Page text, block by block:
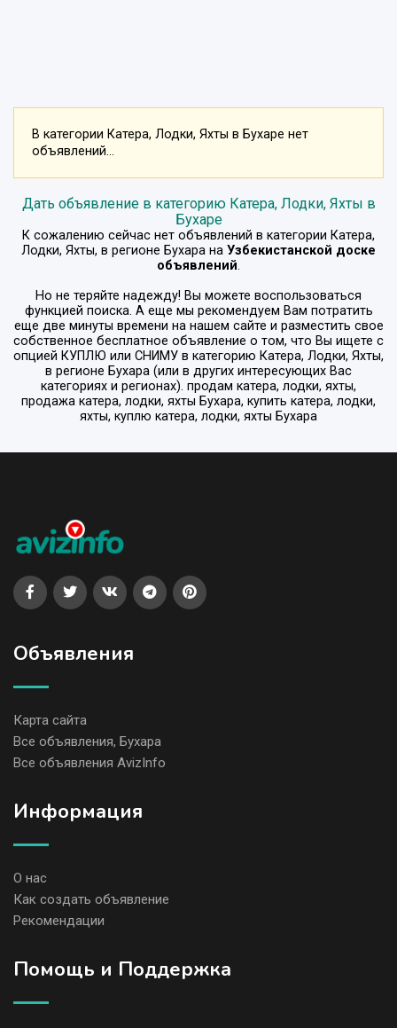
В категории Катера, Лодки, Яхты в Бухаре нет
объявлений...
Дать объявление в категорию Катера, Лодки, Яхты в
Бухаре
К сожалению сейчас нет объявлений в категории Катера,
Лодки, Яхты, в регионе Бухара на Узбекистанской доске
объявлений.
Но не теряйте надежду! Вы можете воспользоваться
функцией поиска. А еще мы рекомендуем Вам потратить
еще две минуты времени на нашем сайте и разместить свое
собственное бесплатное объявление о том, что Вы ищете с
опцией КУПЛЮ или СНИМУ в категорию Катера, Лодки, Яхты,
в регионе Бухара (или в других интересующих Вас
категориях и регионах). продам катера, лодки, яхты,
продажа катера, лодки, яхты Бухара, купить катера, лодки,
яхты, куплю катера, лодки, яхты Бухара
Объявления
Карта сайта
Все объявления, Бухара
Все объявления AvizInfo
Информация
О нас
Как создать объявление
Рекомендации
Помощь и Поддержка